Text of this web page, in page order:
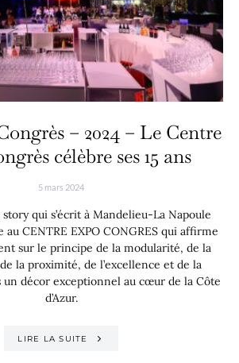
– 2024 – Le Centre
célèbre ses 15 ans
5 mars 2024
story qui s’écrit à Mandelieu-La Napoule
au CENTRE EXPO CONGRES qui affirme
sur le principe de la modularité, de la
la proximité, de l’excellence et de la
un décor exceptionnel au cœur de la Côte
d’Azur.
LIRE LA SUITE